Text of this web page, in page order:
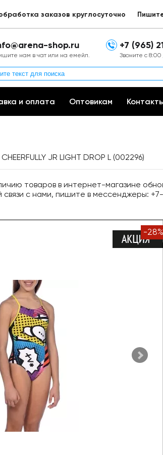
заказов круглосуточно
shop.ru
нам в чат или на емейл.
+7 (965)
Звоните с
и оплата Оптовикам
CHEERFULLY JR LIGHT DROP L (002296)
товаров в интернет-магазине
с нами, пишите в мессенджеры:
-28%